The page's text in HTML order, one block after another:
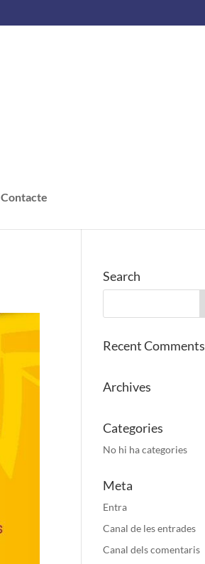
Contacte
Search
Recent Comments
Archives
Categories
No hi ha categories
Meta
Entra
Canal de les entrades
Canal dels comentaris